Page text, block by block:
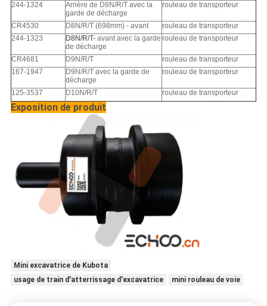
244-1324
Arrière de D8N/R/T avec la
garde de décharge
rouleau de transporteur
CR4530 D8N/R/T (698mm) - avant
rouleau de transporteur
244-1323
D8N/R/T- avant avec la garde
de décharge
rouleau de transporteur
CR4681 D9N/R/T
rouleau de transporteur
167-1947
D9N/R/T avec la garde de
décharge
rouleau de transporteur
125-3537 D10N/R/T rouleau de transporteur
Exposition de produit
Mini excavatrice de Kubota
usage de train d'atterrissage d'excavatrice
mini rouleau de voie